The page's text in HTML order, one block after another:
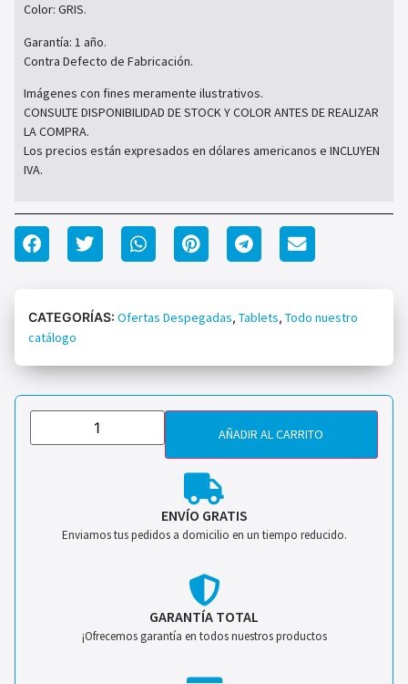
Color: GRIS.
Garantía: 1 año.
Contra Defecto de Fabricación.
Imágenes con fines meramente ilustrativos.
CONSULTE DISPONIBILIDAD DE STOCK Y COLOR ANTES DE REALIZAR
LA COMPRA.
Los precios están expresados en dólares americanos e INCLUYEN
IVA.
CATEGORÍAS: Ofertas Despegadas, Tablets, Todo nuestro
catálogo
AÑADIR AL CARRITO
ENVÍO GRATIS
Enviamos tus pedidos a domicilio en un tiempo reducido.
GARANTÍA TOTAL
¡Ofrecemos garantía en todos nuestros productos